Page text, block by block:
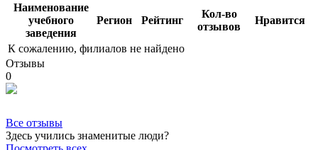
Наименование
учебного
заведения
Регион Рейтинг
Кол-во
отзывов
Нравится
К сожалению, филиалов не найдено
Отзывы
0
Все отзывы
Здесь учились знаменитые люди?